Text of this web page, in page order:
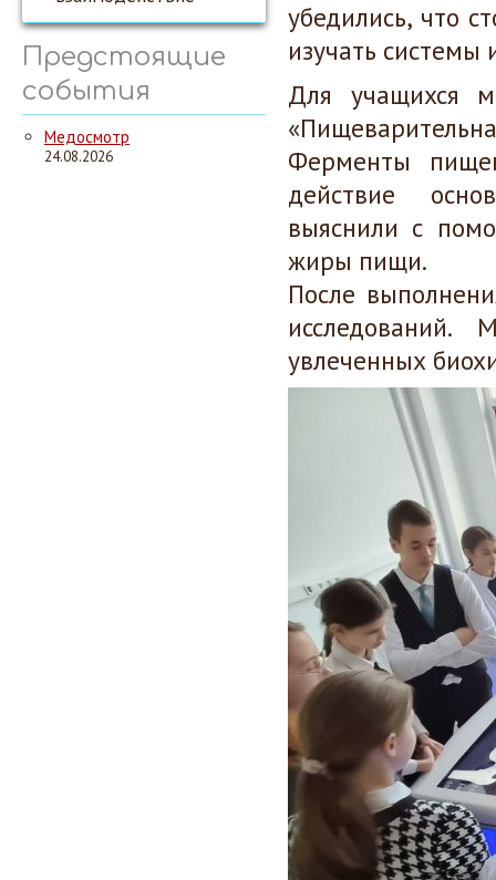
Предстоящие
события
Медосмотр
24.08.2026
убедились, что
изучать системы
Для учащихся
Ферменты
действие
выяснили с
жиры пищи.
После
увлеченных